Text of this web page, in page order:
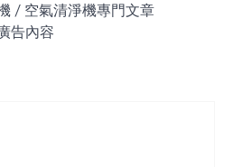
/ 空氣清淨機專門文章
告內容